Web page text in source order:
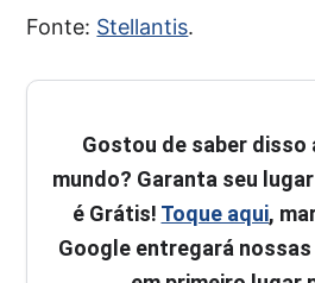
Fonte: Stellantis.
Gostou de saber
mundo? Garanta seu
é Grátis! Toque aqui,
Google entregará